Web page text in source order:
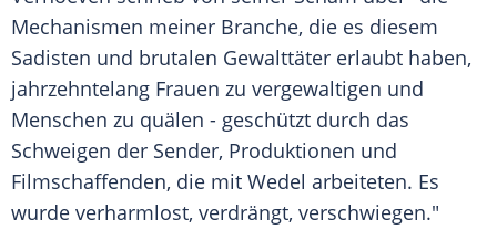
Mechanismen meiner Branche, die es diesem
Sadisten und brutalen Gewalttäter erlaubt haben,
jahrzehntelang Frauen zu vergewaltigen und
Menschen zu quälen - geschützt durch das
Schweigen der Sender, Produktionen und
Filmschaffenden, die mit Wedel arbeiteten. Es
wurde verharmlost, verdrängt, verschwiegen."